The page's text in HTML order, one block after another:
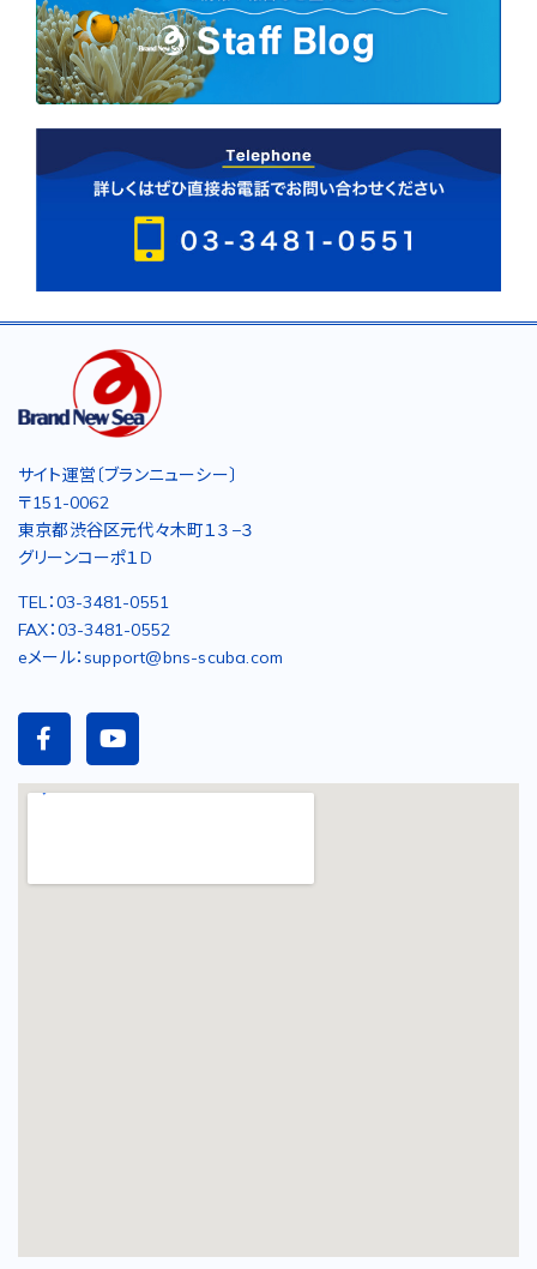
サイト運営〔ブランニューシー〕
〒151-0062
東京都渋谷区元代々木町１３−３
グリーンコーポ１D
TEL：03-3481-0551
FAX：03-3481-0552
eメール：support@bns-scuba.com